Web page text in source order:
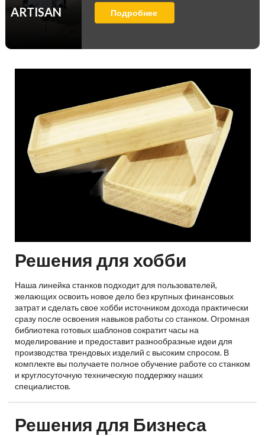
ARTISAN Подробнее
Решения для хобби
Наша линейка станков подходит для пользователей,
желающих освоить новое дело без крупных финансовых
затрат и сделать свое хобби источником дохода практически
сразу после освоения навыков работы со станком. Огромная
библиотека готовых шаблонов сократит часы на
моделирование и предоставит разнообразные идеи для
производства трендовых изделий с высоким спросом. В
комплекте вы получаете полное обучение работе со станком
и круглосуточную техническую поддержку наших
специалистов.
Решения для Бизнеса